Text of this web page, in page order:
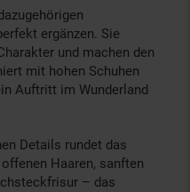
ergänzen. Sie
und machen den
mit hohen Schuhen
Auftritt im Wunderland
Details rundet das
Haaren, sanften
– das